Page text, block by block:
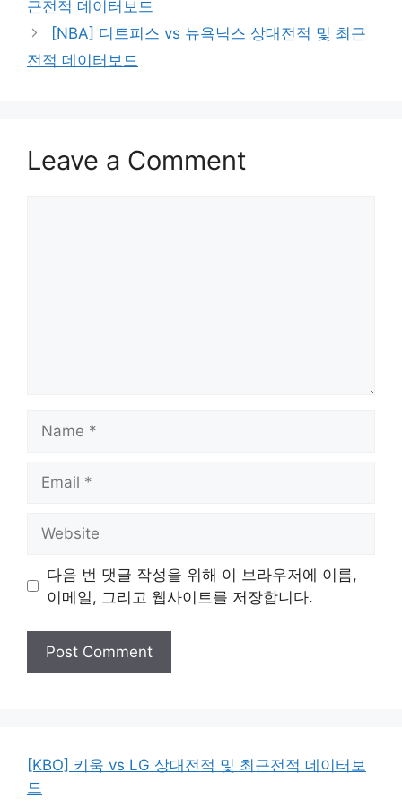
근전적 데이터보드
[NBA] 디트피스 vs 뉴욕닉스 상대전적 및 최근
전적 데이터보드
Leave a Comment
다음 번 댓글 작성을 위해 이 브라우저에 이름,
이메일, 그리고 웹사이트를 저장합니다.
[KBO] 키움 vs LG 상대전적 및 최근전적 데이터보
드